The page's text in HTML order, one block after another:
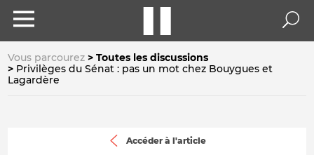
Vous parcourez
Toutes les discussions
Privilèges du Sénat : pas un mot chez Bouygues et
Lagardère
Accéder à l'article